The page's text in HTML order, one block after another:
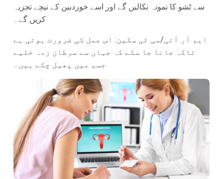
سے ٹشو کا نمونہ نکالیں گے اور اسے خوردبین کے نیچے تجزیہ
کریں گے۔
ایم آر آئی/سی ٹی سکین: اس عمل کی ضرورت ہوتی ہے
تاکہ جانا جا سکے کہ جہاں سے سرطان زدہ خلیے
جسم میں پھیل چکے ہیں۔